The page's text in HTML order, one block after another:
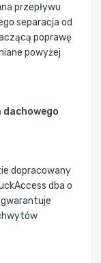
przepływu
separacja od
poprawę
powyżej
dopracowany
dba o
gwarantuje